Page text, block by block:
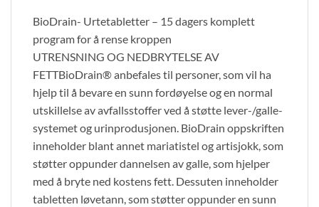
BioDrain- Urtetabletter – 15 dagers komplett
program for å rense kroppen
UTRENSNING OG NEDBRYTELSE AV
FETTBioDrain® anbefales til personer, som vil ha
hjelp til å bevare en sunn fordøyelse og en normal
utskillelse av avfallsstoffer ved å støtte lever-/galle-
systemet og urinprodusjonen. BioDrain oppskriften
inneholder blant annet mariatistel og artisjokk, som
støtter oppunder dannelsen av galle, som hjelper
med å bryte ned kostens fett. Dessuten inneholder
tabletten løvetann, som støtter oppunder en sunn